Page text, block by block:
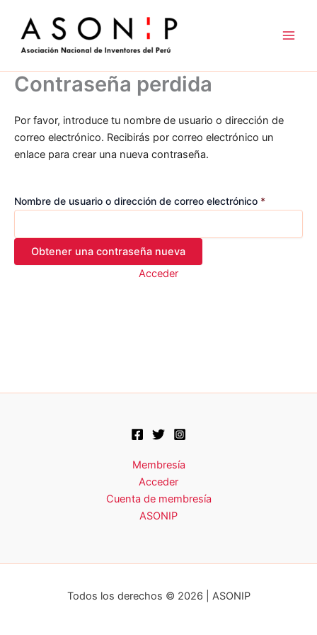
contenido
Contraseña perdida
Por favor, introduce tu nombre de usuario o dirección de
correo electrónico. Recibirás por correo electrónico un
enlace para crear una nueva contraseña.
Nombre de usuario o dirección de correo electrónico *
Acceder
Membresía
Acceder
Cuenta de membresía
ASONIP
Todos los derechos © 2026 | ASONIP